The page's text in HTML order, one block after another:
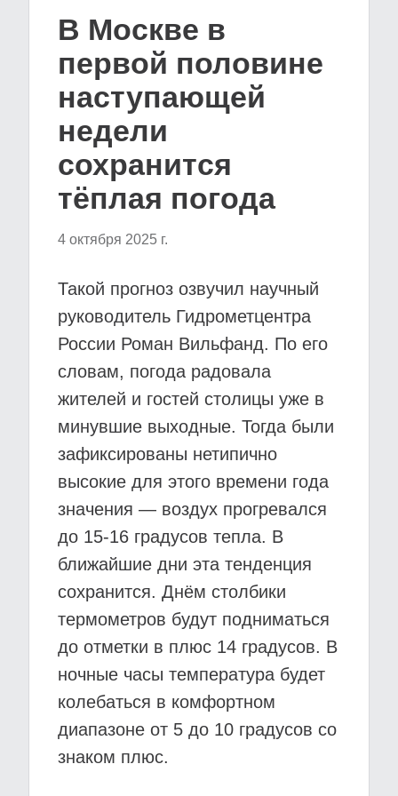
В Москве в
первой половине
наступающей
недели
сохранится
тёплая погода
4 октября 2025 г.
Такой прогноз озвучил научный
руководитель Гидрометцентра
России Роман Вильфанд. По его
словам, погода радовала
жителей и гостей столицы уже в
минувшие выходные. Тогда были
зафиксированы нетипично
высокие для этого времени года
значения — воздух прогревался
до 15-16 градусов тепла. В
ближайшие дни эта тенденция
сохранится. Днём столбики
термометров будут подниматься
до отметки в плюс 14 градусов. В
ночные часы температура будет
колебаться в комфортном
диапазоне от 5 до 10 градусов со
знаком плюс.